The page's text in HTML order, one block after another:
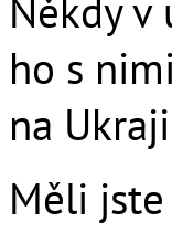
Někdy
ho s
na
Měli